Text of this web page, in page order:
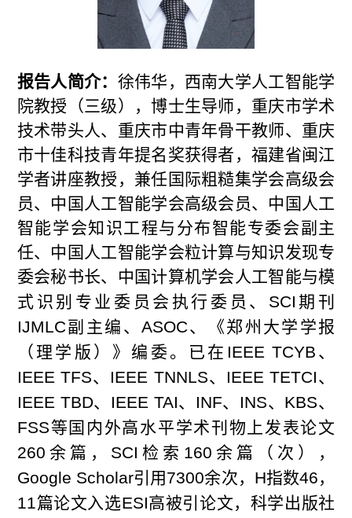
报告人简介： 徐伟华，西南大学人工智能学
院教授（三级），博士生导师，重庆市学术
技术带头人、重庆市中青年骨干教师、重庆
市十佳科技青年提名奖获得者，福建省闽江
学者讲座教授，兼任国际粗糙集学会高级会
员、中国人工智能学会高级会员、中国人工
智能学会知识工程与分布智能专委会副主
任、中国人工智能学会粒计算与知识发现专
委会秘书长、中国计算机学会人工智能与模
式识别专业委员会执行委员、 SCI 期刊
IJMLC副主编、 ASOC、《郑州大学学报
（理学版）》编委。已在 IEEE TCYB 、
IEEE TFS、 IEEE TNNLS、 IEEE TETCI、
IEEE TBD、 IEEE TAI、 INF、 INS、 KBS、
FSS等国内外高水平学术刊物上发表论文
260 余篇， SCI 检索 160 余篇（次），
Google Scholar引用 7300余次， H指数46，
11篇论文入选ESI高被引论文，科学出版社